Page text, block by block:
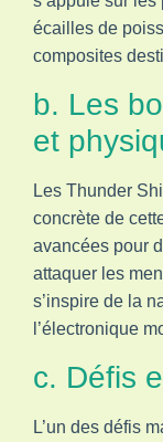
écailles de
composites
b. Les
et
Les Thunder
concrète de
avancées pour
attaquer les
s’inspire de la
l’électronique
c. Défis
L’un des défis